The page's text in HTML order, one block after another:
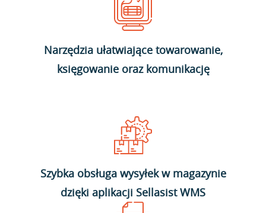
Narzędzia ułatwiające towarowanie,
księgowanie oraz komunikację
Szybka obsługa wysyłek w magazynie
dzięki aplikacji Sellasist WMS